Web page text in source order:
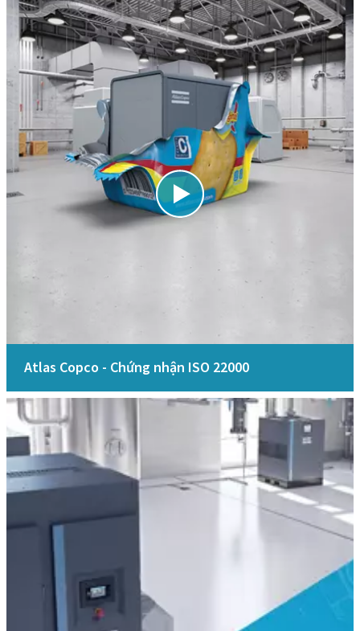
Atlas Copco - Chứng nhận ISO 22000